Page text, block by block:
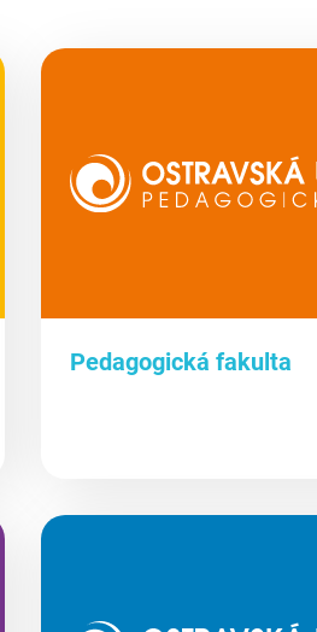
Pedagogická fakulta